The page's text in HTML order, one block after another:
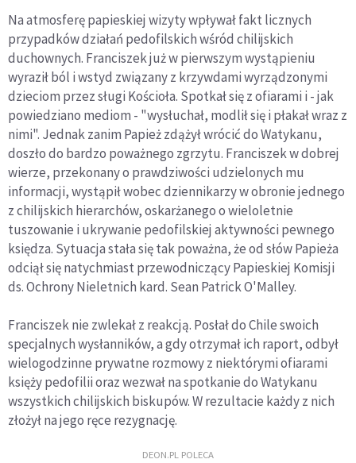
Na atmosferę papieskiej wizyty wpływał fakt licznych
przypadków działań pedofilskich wśród chilijskich
duchownych. Franciszek już w pierwszym wystąpieniu
wyraził ból i wstyd związany z krzywdami wyrządzonymi
dzieciom przez sługi Kościoła. Spotkał się z ofiarami i - jak
powiedziano mediom - "wysłuchał, modlił się i płakał wraz z
nimi". Jednak zanim Papież zdążył wrócić do Watykanu,
doszło do bardzo poważnego zgrzytu. Franciszek w dobrej
wierze, przekonany o prawdziwości udzielonych mu
informacji, wystąpił wobec dziennikarzy w obronie jednego
z chilijskich hierarchów, oskarżanego o wieloletnie
tuszowanie i ukrywanie pedofilskiej aktywności pewnego
księdza. Sytuacja stała się tak poważna, że od słów Papieża
odciął się natychmiast przewodniczący Papieskiej Komisji
ds. Ochrony Nieletnich kard. Sean Patrick O'Malley.
Franciszek nie zwlekał z reakcją. Posłał do Chile swoich
specjalnych wysłanników, a gdy otrzymał ich raport, odbył
wielogodzinne prywatne rozmowy z niektórymi ofiarami
księży pedofilii oraz wezwał na spotkanie do Watykanu
wszystkich chilijskich biskupów. W rezultacie każdy z nich
złożył na jego ręce rezygnację.
DEON.PL POLECA